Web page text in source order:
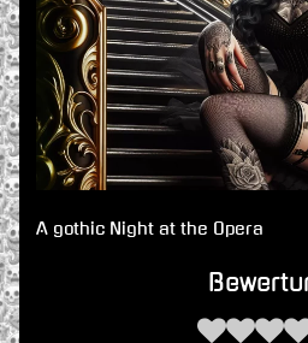
A gothic Night at the Opera